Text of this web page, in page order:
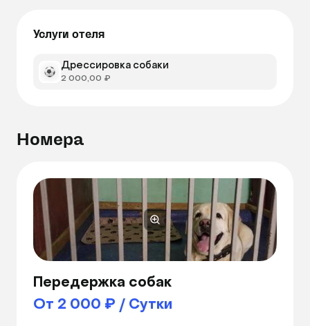
Услуги отеля
Дрессировка собаки
2 000,00 ₽
Номера
Передержка собак
От 2 000 ₽ / Сутки